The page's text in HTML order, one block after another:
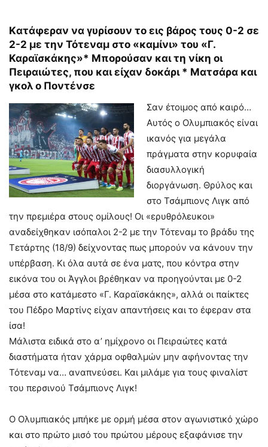
Kατάφεραν να γυρίσουν το εις βάρος τους 0-2 σε
2-2 με την Τότεναμ στο «καμίνι» του «Γ.
Καραϊσκάκης»* Μπορούσαν και τη νίκη οι
Πειραιώτες, που και είχαν δοκάρι * Ματσάρα και
γκολ ο Ποντένσε
Σαν έτοιμος από καιρό…
Αυτός ο Ολυμπιακός είναι
ικανός για μεγάλα
πράγματα στην κορυφαία
διασυλλογική
διοργάνωση. Θρύλος και
στο Τσάμπιονς Λιγκ από
την πρεμιέρα στους ομίλους! Οι «ερυθρόλευκοι»
αναδείχθηκαν ισόπαλοι 2-2 με την Τότεναμ το βράδυ της
Τετάρτης (18/9) δείχνοντας πως μπορούν να κάνουν την
υπέρβαση. Κι όλα αυτά σε ένα ματς, που κόντρα στην
εικόνα του οι Άγγλοι βρέθηκαν να προηγούνται με 0-2
μέσα στο κατάμεστο «Γ. Καραϊσκάκης», αλλά οι παίκτες
του Πέδρο Μαρτίνς είχαν απαντήσεις και το έφεραν στα
ίσα!
Μάλιστα ειδικά στο α’ ημίχρονο οι Πειραώτες κατά
διαστήματα ήταν χάρμα οφθαλμών μην αφήνοντας την
Τότεναμ να… αναπνεύσει. Και μιλάμε για τους φιναλίστ
του περσινού Τσάμπιονς Λιγκ!
Ο Ολυμπιακός μπήκε με ορμή μέσα στον αγωνιστικό χώρο
και στο πρώτο μισό του πρώτου μέρους εξαφάνισε την